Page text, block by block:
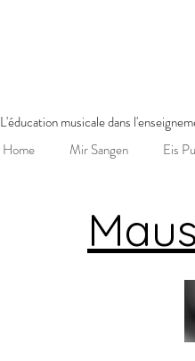
L'éducation musicale dans
Home
Mir Sangen Eis